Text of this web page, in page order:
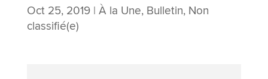
Oct 25, 2019| À la Une, Bulletin, Non
classifié(e)